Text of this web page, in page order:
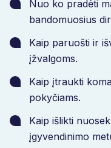
Nuo ko pradėti
bandomuosius
Kaip paruošti ir
įžvalgoms.
Kaip įtraukti
pokyčiams.
Kaip išlikti
įgyvendinimo